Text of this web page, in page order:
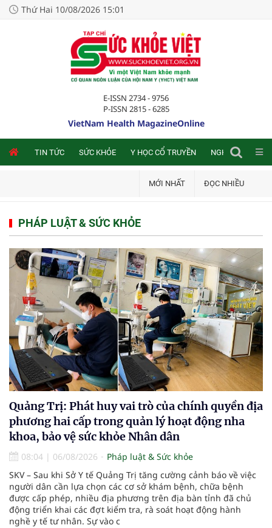
Thứ Hai 10/08/2026 15:01
E-ISSN 2734 - 9756
P-ISSN 2815 - 6285
VietNam Health MagazineOnline
TIN TỨC SỨC KHỎE Y HỌC CỔ TRUYỀN NGHIÊN CỨU
MỚI NHẤT ĐỌC NHIỀU
PHÁP LUẬT & SỨC KHỎE
Quảng Trị: Phát huy vai trò của chính quyền địa
phương hai cấp trong quản lý hoạt động nha
khoa, bảo vệ sức khỏe Nhân dân
08:04 | 06/08/2026
Pháp luật & Sức khỏe
SKV – Sau khi Sở Y tế Quảng Trị tăng cường cảnh báo về việc
người dân cần lựa chọn các cơ sở khám bệnh, chữa bệnh
được cấp phép, nhiều địa phương trên địa bàn tỉnh đã chủ
động triển khai các đợt kiểm tra, rà soát hoạt động hành
nghề y tế tư nhân. Sự vào c